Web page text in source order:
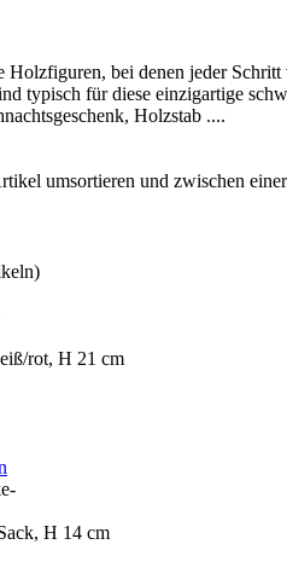
bei denen jeder
typisch für diese einzigartige
Holzstab ....
umsortieren und zwischen
rot, H 21 cm
H 14 cm